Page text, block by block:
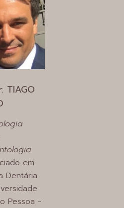
TIAGO
em
Dentária
Pessoa -